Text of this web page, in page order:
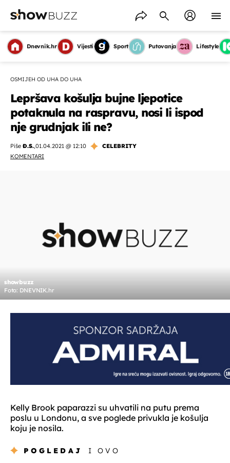
Dnevnik.hr Vijesti Sport Putovanja Lifestyle
OSMIJEH OD UHA DO UHA
Lepršava košulja bujne ljepotice
potaknula na raspravu, nosi li ispod
nje grudnjak ili ne?
Piše Đ.S.,01.04.2021 @ 12:10
CELEBRITY
KOMENTARI
showbuzz
Foto: DNEVNIK.hr
Kelly Brook paparazzi su uhvatili na putu prema
poslu u Londonu, a sve poglede privukla je košulja
koju je nosila.
POGLEDAJ I OVO